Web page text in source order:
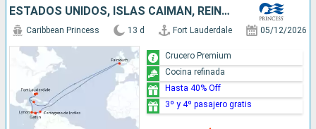
ESTADOS UNIDOS, ISLAS CAIMÁN, REINO UNIDO, COLOMBIA, PANAMÁ, COSTA RICA, BAHAMAS
Caribbean Princess 13 d Fort Lauderdale 05/12/2026
Crucero Premium
Cocina refinada
Hasta 40% Off
3º y 4º pasajero gratis